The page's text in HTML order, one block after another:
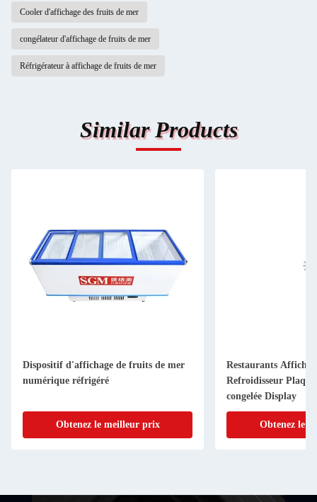
Cooler d'affichage des fruits de mer
congélateur d'affichage de fruits de mer
Réfrigérateur à affichage de fruits de mer
Similar Products
Dispositif d'affichage de fruits de mer
numérique réfrigéré
Obtenez le meilleur prix
Restaurants
Refroidisseur Plaque
congelée Display
Obtenez le